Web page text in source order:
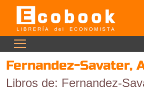
Fernandez-Savater,
Libros de: Fernandez-